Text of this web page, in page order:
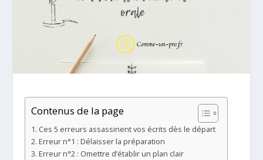
Contenus de la page
Ces 5 erreurs assassinent vos écrits dès le départ
Erreur n°1 : Délaisser la préparation
Erreur n°2 : Omettre d’établir un plan clair